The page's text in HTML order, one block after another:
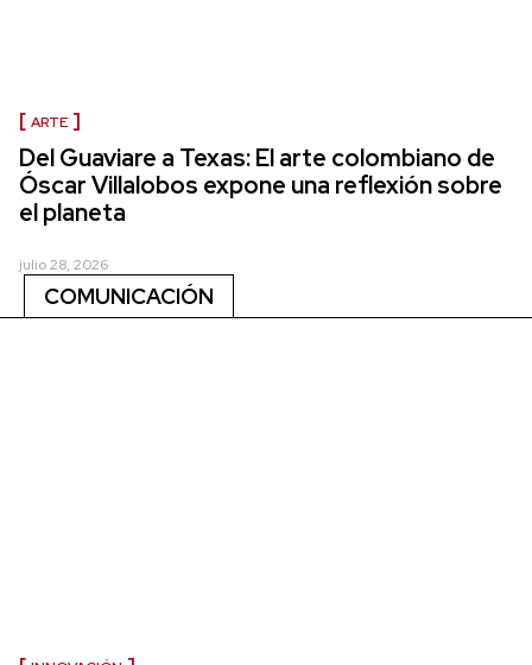
ARTE
Del Guaviare a Texas: El arte colombiano de
Óscar Villalobos expone una reflexión sobre
el planeta
julio 28, 2026
COMUNICACIÓN